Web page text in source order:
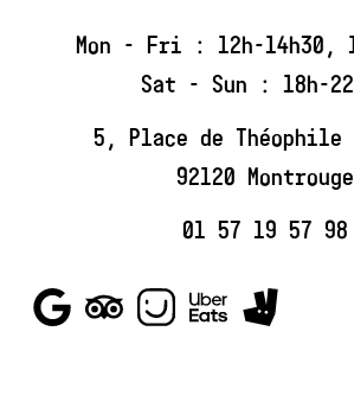
Mon - Fri : 12h-14h30,
Sat - Sun : 18h-
5, Place de Théophile
92120 Montrouge
01 57 19 57 98